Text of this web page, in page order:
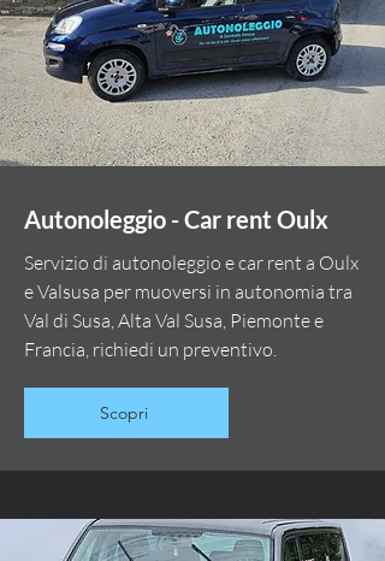
Autonoleggio - Car rent Oulx
Servizio di autonoleggio e car rent a Oulx
e Valsusa per muoversi in autonomia tra
Val di Susa, Alta Val Susa, Piemonte e
Francia, richiedi un preventivo.
Scopri